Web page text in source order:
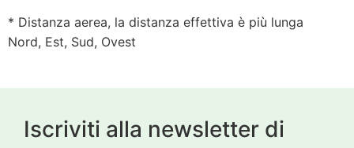
* Distanza aerea, la distanza effettiva è più lunga
Nord, Est, Sud, Ovest
Iscriviti alla newsletter di